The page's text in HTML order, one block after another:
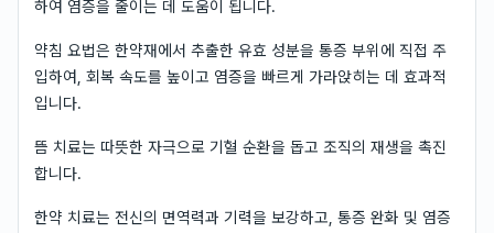
하여 염증을 줄이는 데 도움이 됩니다.
약침 요법은 한약재에서 추출한 유효 성분을 통증 부위에 직접 주
입하여, 회복 속도를 높이고 염증을 빠르게 가라앉히는 데 효과적
입니다.
뜸 치료는 따뜻한 자극으로 기혈 순환을 돕고 조직의 재생을 촉진
합니다.
한약 치료는 전신의 면역력과 기력을 보강하고, 통증 완화 및 염증